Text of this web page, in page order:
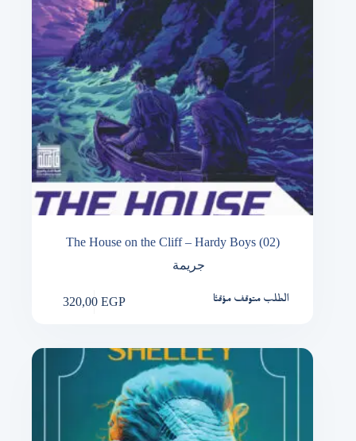
The House on the Cliff – Hardy Boys (02)
جريمة
320,00EGP الطلب متوقف مؤقتًا